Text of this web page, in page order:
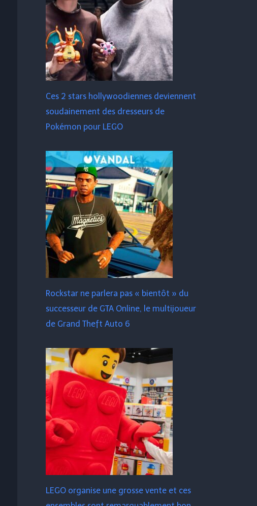
Ces 2 stars hollywoodiennes deviennent
soudainement des dresseurs de
Pokémon pour LEGO
Rockstar ne parlera pas « bientôt » du
successeur de GTA Online, le multijoueur
de Grand Theft Auto 6
LEGO organise une grosse vente et ces